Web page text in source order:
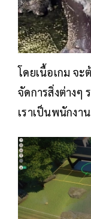
โดยเนื้อเกม จะ
จัดการสิ่งต่างๆ
เราเป็นพนักงา